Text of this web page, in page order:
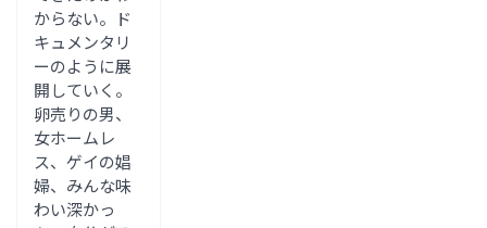
からない。ド
キュメンタリ
ーのように展
開していく。
卵売りの男、
女ホームレ
ス、ゲイの娼
婦、みんな味
わい深かっ